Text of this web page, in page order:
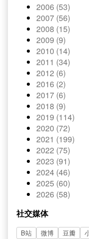
2006 (53)
2007 (56)
2008 (15)
2009 (9)
2010 (14)
2011 (34)
2012 (6)
2016 (2)
2017 (6)
2018 (9)
2019 (114)
2020 (72)
2021 (199)
2022 (75)
2023 (91)
2024 (46)
2025 (60)
2026 (58)
社交媒体
B站 微博 豆瓣